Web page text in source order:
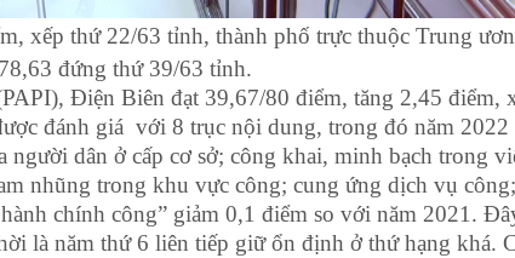
xếp thứ 22/63 tỉnh, thành phố trực thuộc Trung
đứng thứ 39/63 tỉnh.
Điện Biên đạt 39,67/80 điểm, tăng 2,45 điểm,
đánh giá với 8 trục nội dung, trong đó năm 2022
dân ở cấp cơ sở; công khai, minh bạch trong
nhũng trong khu vực công; cung ứng dịch vụ
chính công” giảm 0,1 điểm so với năm 2021.
là năm thứ 6 liên tiếp giữ ổn định ở thứ hạng khá.